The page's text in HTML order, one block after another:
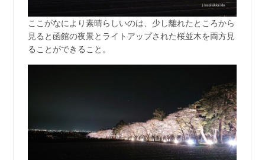
ここがなにより素晴らしいのは、少し離れたところから
見ると函館の夜景とライトアップされた桜並木を両方見
ることができること。